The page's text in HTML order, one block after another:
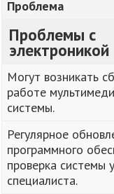
Проблема
Проблемы с
электроникой
Могут возникать
работе
системы.
Регулярное
программного
проверка системы у
специалиста.